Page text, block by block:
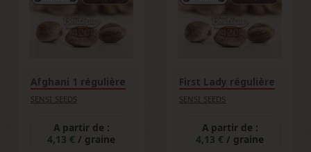
Afghani 1 régulière
SENSI SEEDS
A partir de :
4,13 € / graine
First Lady régulière
SENSI SEEDS
A partir de :
4,13 € / graine